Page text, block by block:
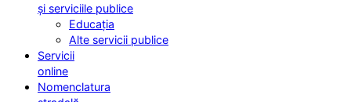
și serviciile publice
Educația
Alte servicii publice
Servicii
online
Nomenclatura